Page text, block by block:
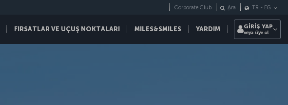
FIRSATLAR VE UÇUŞ NOKTALARI MILES&SMILES YARDIM
Corporate Club Ara TR - EG
GİRİŞ YAP
veya üye ol